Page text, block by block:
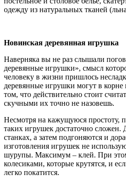
одежду из натуральных тканей
Новинская деревянная игрушка
Наверняка вы не раз слышали
деревянные игрушки», смысл
человеку в жизни пришлось
деревянные игрушки могут в
том, что действительно стоит
скучными их точно не назовешь.
Несмотря на кажущуюся простоту,
таких игрушек достаточно
станках, а затем подгоняются и
изготовления игрушек не
шурупы. Максимум – клей. При
колесиками, которые крутятся, и
легко покатится.